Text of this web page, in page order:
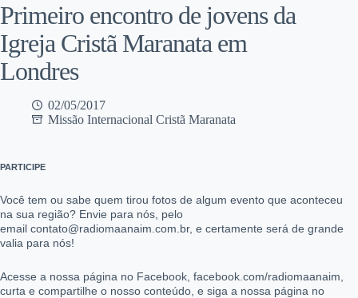
Primeiro encontro de jovens da
Igreja Cristã Maranata em
Londres
02/05/2017
Missão Internacional Cristã Maranata
PARTICIPE
Você tem ou sabe quem tirou fotos de algum evento que aconteceu
na sua região? Envie para nós, pelo
email contato@radiomaanaim.com.br, e certamente será de grande
valia para nós!
Acesse a nossa página no Facebook, facebook.com/radiomaanaim,
curta e compartilhe o nosso conteúdo, e siga a nossa página no